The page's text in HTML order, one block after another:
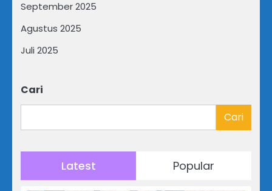
September 2025
Agustus 2025
Juli 2025
Cari
Cari
Latest Popular